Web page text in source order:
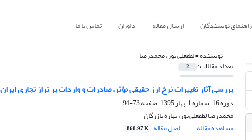
راهنمای نویسندگان ارسال مقاله داوران تماس با ما
نویسنده =لطفعلی پور، محمدرضا
تعداد مقالات: 2
بررسی آثار تغییرات نرخ ارز حقیقی مؤثر، صادرات و واردات بر تراز تجاری ایران
دوره 16، شماره 1، بهار 1395، صفحه
73-94
محمدرضا لطفعلی پور، بهاره بازرگان
مشاهده مقاله
اصل مقاله 860.97 K